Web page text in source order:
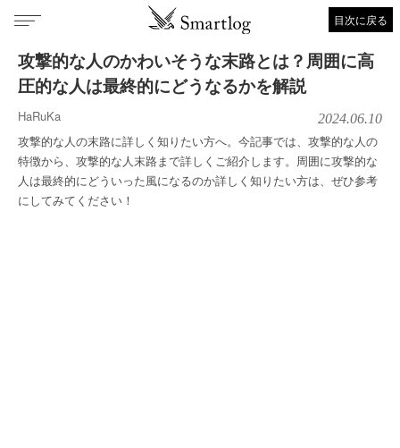
目次に戻る
攻撃的な人のかわいそうな末路とは？周囲に高
圧的な人は最終的にどうなるかを解説
HaRuKa 2024.06.10
攻撃的な人の末路に詳しく知りたい方へ。今記事では、攻撃的な人の
特徴から、攻撃的な人末路まで詳しくご紹介します。周囲に攻撃的な
人は最終的にどういった風になるのか詳しく知りたい方は、ぜひ参考
にしてみてください！